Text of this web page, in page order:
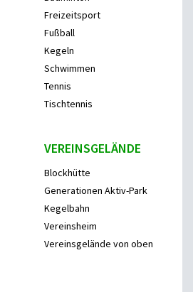
Freizeitsport
Fußball
Kegeln
Schwimmen
Tennis
Tischtennis
VEREINSGELÄNDE
Blockhütte
Generationen Aktiv-Park
Kegelbahn
Vereinsheim
Vereinsgelände von oben